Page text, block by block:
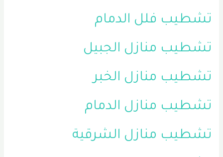
تشطيب فلل الدمام
تشطيب منازل الجبيل
تشطيب منازل الخبر
تشطيب منازل الدمام
تشطيب منازل الشرقية